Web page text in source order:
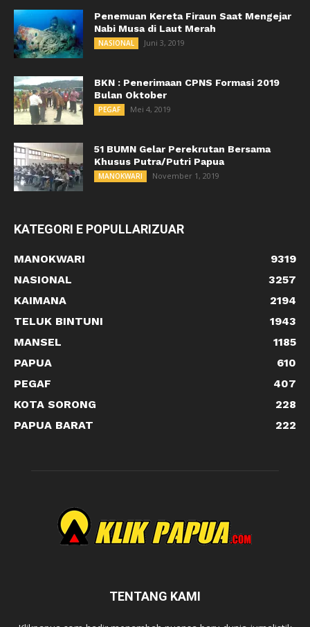
Penemuan Kereta Firaun Saat Mengejar
Nabi Musa di Laut Merah
NASIONAL Juni 3, 2019
BKN : Penerimaan CPNS Formasi 2019
Bulan Oktober
PEGAF Mei 4, 2019
51 BUMN Gelar Perekrutan Bersama
Khusus Putra/Putri Papua
MANOKWARI November 1, 2019
KATEGORI E POPULLARIZUAR
MANOKWARI
9319
NASIONAL
3257
KAIMANA
2194
TELUK BINTUNI
1943
MANSEL
1185
PAPUA
610
PEGAF
407
KOTA SORONG
228
PAPUA BARAT
222
TENTANG KAMI